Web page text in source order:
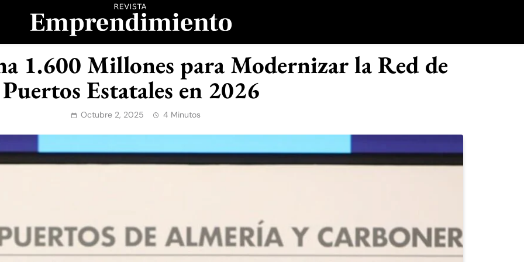
Emprendimiento
1.600 Millones para Modernizar la Red de
Puertos Estatales en 2026
Octubre 2, 2025 4 Minutos